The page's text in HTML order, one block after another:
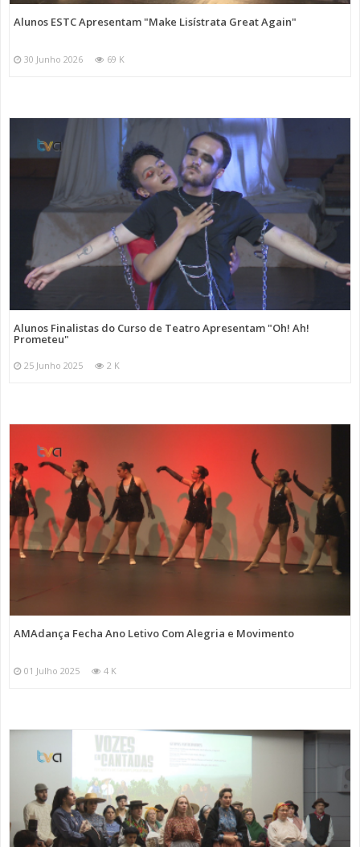
Alunos ESTC Apresentam "Make Lisístrata Great Again"
30 Junho 2026 69 K
Alunos Finalistas do Curso de Teatro Apresentam "Oh! Ah!
Prometeu"
25 Junho 2025 2 K
AMAdança Fecha Ano Letivo Com Alegria e Movimento
01 Julho 2025 4 K